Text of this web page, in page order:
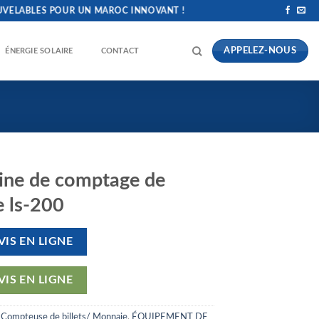
POUR UN MAROC INNOVANT !
ÉNERGIE SOLAIRE CONTACT APPELEZ-NOUS
de comptage de
ls-200
EN LIGNE
EN LIGNE
Compteuse de billets/ Monnaie, ÉQUIPEMENT DE